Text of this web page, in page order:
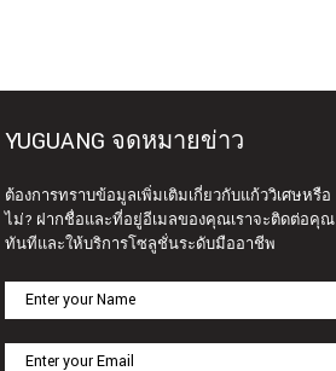
YUGUANG จดหมายข่าว
ต้องการทราบข้อมูลเพิ่มเติมเกี่ยวกับแก้ววิเศษหรือ
ไม่? ฝากชื่อและที่อยู่อีเมลของคุณเราจะติดต่อคุณ
ทันทีและให้บริการโซลูชั่นระดับมืออาชีพ